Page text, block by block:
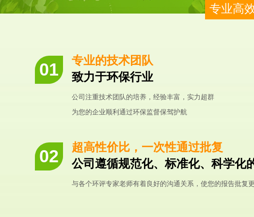
专业高
专业的技术团队
致力于环保行业
公司注重技术团队的培养，经验丰富，实力超群
为您的企业顺利通过环保监督保驾护航
超高性价比，一次性通过批复
公司遵循规范化、标准化、科学化
与各个环评专家老师有着良好的沟通关系，使您的报告批复